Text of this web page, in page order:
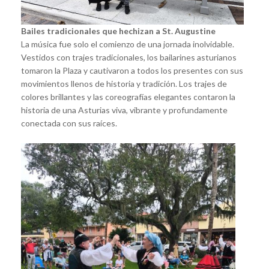
Bailes tradicionales que hechizan a St. Augustine
La música fue solo el comienzo de una jornada inolvidable.
Vestidos con trajes tradicionales, los bailarines asturianos
tomaron la Plaza y cautivaron a todos los presentes con sus
movimientos llenos de historia y tradición. Los trajes de
colores brillantes y las coreografías elegantes contaron la
historia de una Asturias viva, vibrante y profundamente
conectada con sus raíces.